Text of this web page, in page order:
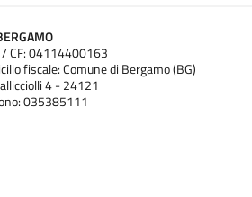
/ CF: 04114400163
fiscale: Comune di Bergamo (BG)
4 - 24121
035385111